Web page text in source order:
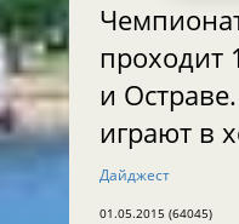
проходит 1-
и
играют в
Дайджест
01.05.2015 (64045)